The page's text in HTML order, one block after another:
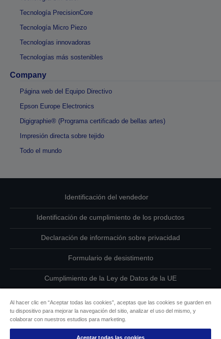
Tecnología PrecisionCore
Tecnología Micro Piezo
Tecnologías innovadoras
Tecnologías más sostenibles
Company
Página web del Equipo Directivo
Epson Europe Electronics
Digigraphie® (Programa certificado de bellas artes)
Impresión directa sobre tejido
Todo el mundo
Identificación del vendedor
Identificación de cumplimiento de los productos
Declaración de información sobre privacidad
Formulario de desistimento
Cumplimiento de la Ley de Datos de la UE
Información sobre cookies
Al hacer clic en “Aceptar todas las cookies”, aceptas que las cookies se guarden en
tu dispositivo para mejorar la navegación del sitio, analizar el uso del mismo, y
colaborar con nuestros estudios para marketing.
Aceptar todas las cookies